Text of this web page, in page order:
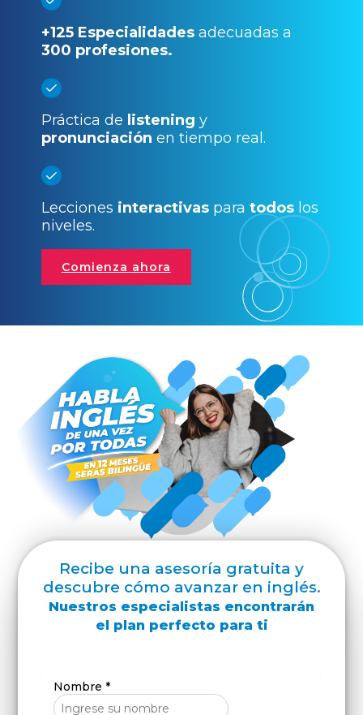
+125 Especialidadesadecuadas a
300 profesiones.
Práctica de listening y
pronunciación en tiempo real.
Lecciones interactivaspara todoslos
niveles.
Comienza ahora
Recibe una asesoría gratuita y
descubre cómo avanzar en inglés.
Nuestros especialistas encontrarán
el plan perfecto para ti